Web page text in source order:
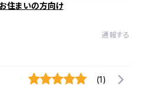
住まいの方向け
通報する
(1)